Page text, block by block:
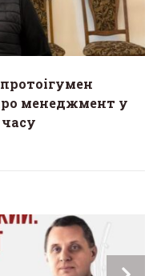
менеджмент у